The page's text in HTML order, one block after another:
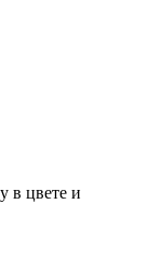
в цвете и